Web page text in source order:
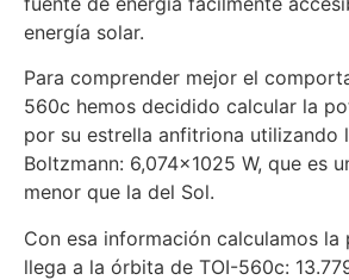
energía solar.
Para comprender mejor el
560c hemos decidido calcular la
por su estrella anfitriona utilizando
Boltzmann: 6,074×1025 W, que es
menor que la del Sol.
Con esa información calculamos la
llega a la órbita de TOI-560c: